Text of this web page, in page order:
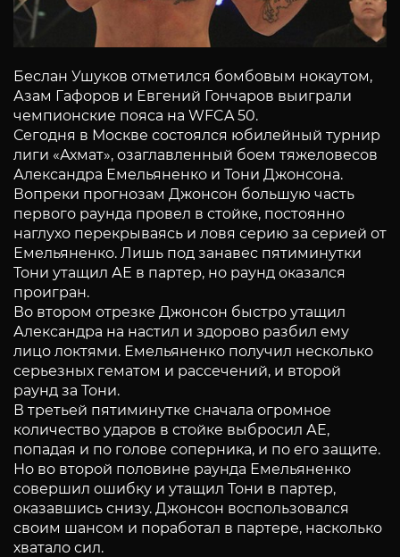
Беслан Ушуков отметился бомбовым нокаутом,
Азам Гафоров и Евгений Гончаров выиграли
чемпионские пояса на WFCA 50.
Сегодня в Москве состоялся юбилейный турнир
лиги «Ахмат», озаглавленный боем тяжеловесов
Александра Емельяненко и Тони Джонсона.
Вопреки прогнозам Джонсон большую часть
первого раунда провел в стойке, постоянно
наглухо перекрываясь и ловя серию за серией от
Емельяненко. Лишь под занавес пятиминутки
Тони утащил АЕ в партер, но раунд оказался
проигран.
Во втором отрезке Джонсон быстро утащил
Александра на настил и здорово разбил ему
лицо локтями. Емельяненко получил несколько
серьезных гематом и рассечений, и второй
раунд за Тони.
В третьей пятиминутке сначала огромное
количество ударов в стойке выбросил АЕ,
попадая и по голове соперника, и по его защите.
Но во второй половине раунда Емельяненко
совершил ошибку и утащил Тони в партер,
оказавшись снизу. Джонсон воспользовался
своим шансом и поработал в партере, насколько
хватало сил.